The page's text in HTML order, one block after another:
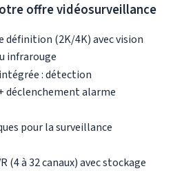
offre vidéosurveillance
définition (2K/4K) avec vision
infrarouge
: détection
déclenchement alarme
pour la surveillance
(4 à 32 canaux) avec stockage